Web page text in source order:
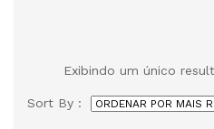
Exibindo um único
Sort By :